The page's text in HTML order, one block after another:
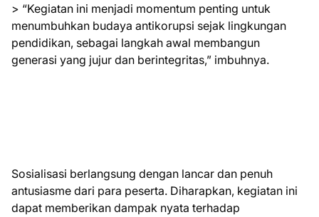
> “Kegiatan ini menjadi momentum penting untuk
menumbuhkan budaya antikorupsi sejak lingkungan
pendidikan, sebagai langkah awal membangun
generasi yang jujur dan berintegritas,” imbuhnya.
Sosialisasi berlangsung dengan lancar dan penuh
antusiasme dari para peserta. Diharapkan, kegiatan ini
dapat memberikan dampak nyata terhadap